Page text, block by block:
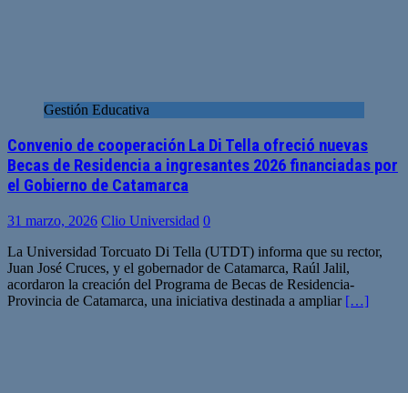
Gestión Educativa
Convenio de cooperación La Di Tella ofreció nuevas
Becas de Residencia a ingresantes 2026 financiadas por
el Gobierno de Catamarca
31 marzo, 2026 Clio Universidad 0
La Universidad Torcuato Di Tella (UTDT) informa que su rector,
Juan José Cruces, y el gobernador de Catamarca, Raúl Jalil,
acordaron la creación del Programa de Becas de Residencia-
Provincia de Catamarca, una iniciativa destinada a ampliar […]